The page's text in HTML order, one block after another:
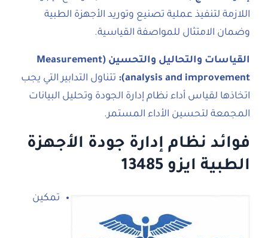
اللازمة لتنفيذ عملية تصنيع وتوريد الأجهزة الطبية
وضمان الامتثال للمواصفة القياسية.
القياسات والتحاليل والتحسين (Measurement
analysis and improvement):
تتناول التدابير التي يجب
اتخاذها لقياس أداء نظام إدارة الجودة وتحليل البيانات
المجمعة لتحسين الأداء المستمر.
فوائد نظام إدارة جودة الأجهزة
الطبية ايزو 13485
تمكين